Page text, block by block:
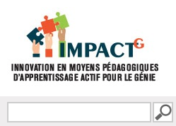
FORMULAIRE DE